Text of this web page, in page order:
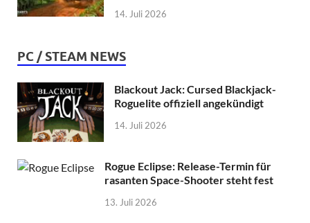
14. Juli 2026
PC / STEAM NEWS
Blackout Jack: Cursed Blackjack-
Roguelite offiziell angekündigt
14. Juli 2026
Rogue Eclipse: Release-Termin für
rasanten Space-Shooter steht fest
13. Juli 2026